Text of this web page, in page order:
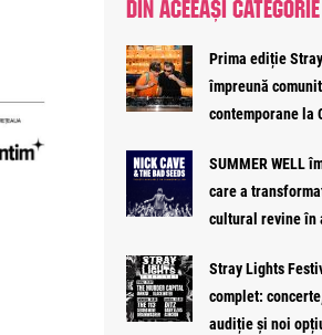
DIN ACEEAȘI CATEGORIE
Prima ediție
împreună
contemporane la
SUMMER WELL
care a
cultural revine în
Stray Lights
complet:
audiție și noi